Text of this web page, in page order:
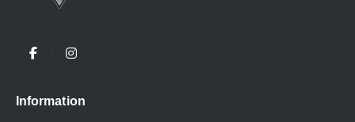
Information